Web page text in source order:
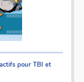
pour TBI et